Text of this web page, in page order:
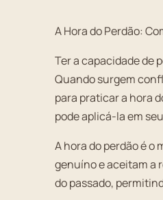
A Hora do Perdão:
Ter a capacidade de
Quando surgem
para praticar a hora
pode aplicá-la em
A hora do perdão é
genuíno e aceitam a
do passado,